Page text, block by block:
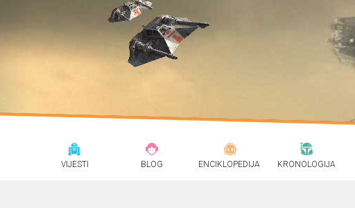
VIJESTI BLOG ENCIKLOPEDIJA KRONOLOGIJA